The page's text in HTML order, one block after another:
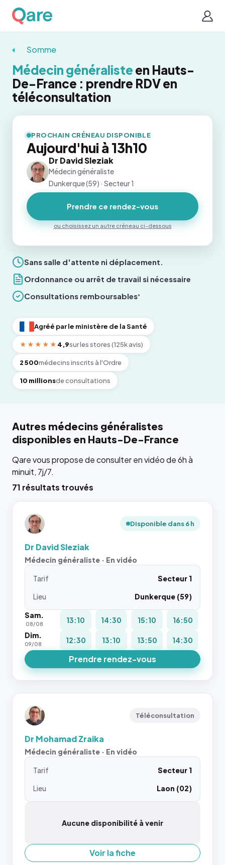
Somme
Médecin généraliste en Hauts-
De-France : prendre RDV en
téléconsultation
Sans salle d'attente ni déplacement.
Ordonnance ou arrêt de travail si nécessaire
Consultations remboursables*
Agréé par le ministère de la Santé
★★★★★ 4,9sur les stores (125k avis)
2 500médecins inscrits à l'Ordre
10 millionsde consultations
PROCHAIN CRÉNEAU DISPONIBLE
Aujourd'hui à 13h10
Dr David Sleziak
Médecin généraliste
Dunkerque (59) · Secteur 1
Prendre ce rendez-vous
ou choisissez un autre créneau ci-dessous
Autres médecins généralistes
disponibles en Hauts-De-France
Qare vous propose de consulter en vidéo de 6h à
minuit, 7j/7.
71 résultats trouvés
Disponible dans 6 h
Dr David Sleziak
Médecin généraliste · En vidéo
Tarif
Secteur 1
Lieu
Dunkerque (59)
Sam.
08/08 13:10 14:30 15:10
16:50
Dim.
09/08 12:30 13:10 13:50 14:30
Prendre rendez-vous
Téléconsultation
Dr Mohamad Zraika
Médecin généraliste · En vidéo
Tarif
Secteur 1
Lieu
Laon (02)
Aucune disponibilité à venir
Voir la fiche